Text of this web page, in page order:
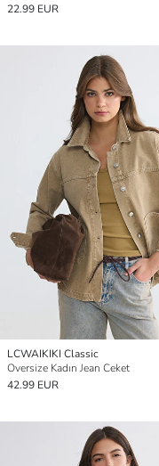
22.99 EUR
LCWAIKIKI Classic
Oversize Kadın Jean Ceket
42.99 EUR